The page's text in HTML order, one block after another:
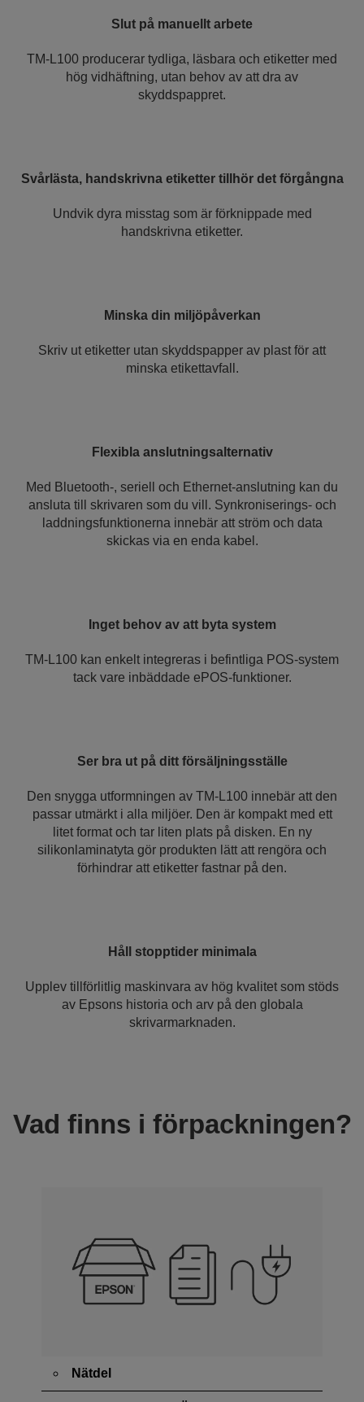
Slut på manuellt arbete
TM-L100 producerar tydliga, läsbara och etiketter med
hög vidhäftning, utan behov av att dra av
skyddspappret.
Svårlästa, handskrivna etiketter tillhör det förgångna
Undvik dyra misstag som är förknippade med
handskrivna etiketter.
Minska din miljöpåverkan
Skriv ut etiketter utan skyddspapper av plast för att
minska etikettavfall.
Flexibla anslutningsalternativ
Med Bluetooth-, seriell och Ethernet-anslutning kan du
ansluta till skrivaren som du vill. Synkroniserings- och
laddningsfunktionerna innebär att ström och data
skickas via en enda kabel.
Inget behov av att byta system
TM-L100 kan enkelt integreras i befintliga POS-system
tack vare inbäddade ePOS-funktioner.
Ser bra ut på ditt försäljningsställe
Den snygga utformningen av TM-L100 innebär att den
passar utmärkt i alla miljöer. Den är kompakt med ett
litet format och tar liten plats på disken. En ny
silikonlaminatyta gör produkten lätt att rengöra och
förhindrar att etiketter fastnar på den.
Håll stopptider minimala
Upplev tillförlitlig maskinvara av hög kvalitet som stöds
av Epsons historia och arv på den globala
skrivarmarknaden.
Vad finns i förpackningen?
Nätdel